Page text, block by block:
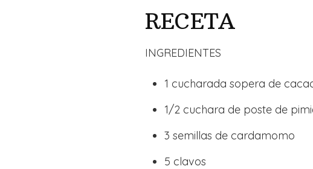
RECETA
INGREDIENTES
1 cucharada sopera de
1/2 cuchara de poste de
3 semillas de cardamomo
5 clavos